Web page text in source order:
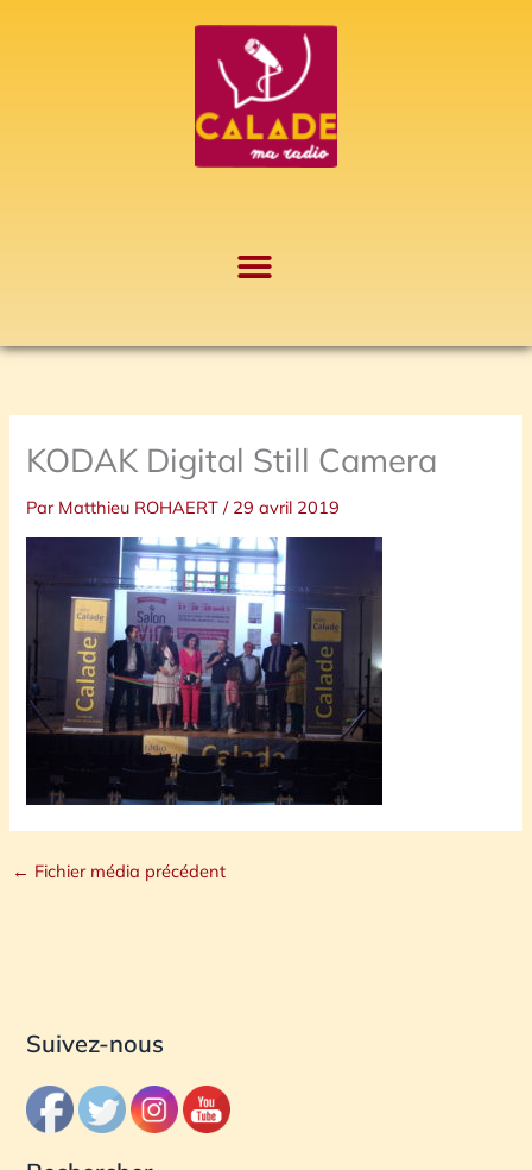
KODAK Digital Still Camera
Par Matthieu ROHAERT/ 29 avril 2019
← Fichier média précédent
Suivez-nous